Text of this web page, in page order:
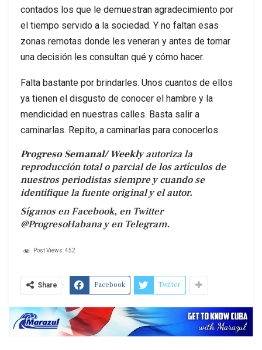
contados los que le demuestran agradecimiento por
el tiempo servido a la sociedad. Y no faltan esas
zonas remotas donde les veneran y antes de tomar
una decisión les consultan qué y cómo hacer.
Falta bastante por brindarles. Unos cuantos de ellos
ya tienen el disgusto de conocer el hambre y la
mendicidad en nuestras calles. Basta salir a
caminarlas. Repito, a caminarlas para conocerlos.
Progreso Semanal/ Weeklyautoriza la
reproducción total o parcial de los artículos de
nuestros periodistas siempre y cuando se
identifique la fuente original y el autor.
Síganos en Facebook, en Twitter
@ProgresoHabana y en Telegram.
Post Views:452
Share Facebook Twitter